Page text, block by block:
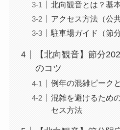
北向観音とは？基
アクセス方法（公
駐車場ガイド（節
【北向観音】節分
のコツ
例年の混雑ピーク
混雑を避けるため
セス方法